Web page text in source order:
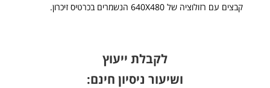
קבצים עם רזולוציה של 640X480 הנשמרים בכרטיס זיכרון.
לקבלת ייעוץ
ושיעור ניסיון חינם: